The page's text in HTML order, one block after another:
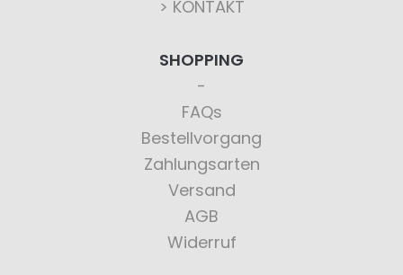
> KONTAKT
SHOPPING
FAQs
Bestellvorgang
Zahlungsarten
Versand
AGB
Widerruf